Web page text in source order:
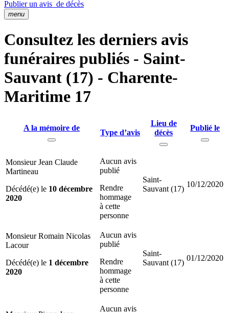
Publier un avis de décès
menu
Consultez les derniers avis
funéraires publiés - Saint-
Sauvant (17) - Charente-
Maritime 17
A la mémoire de
Type d’avis
Lieu de
décès
Publié le
Monsieur Jean Claude
Martineau
Décédé(e) le 10 décembre
2020
Aucun avis
publié
Rendre
hommage
à cette
personne
Saint-
Sauvant (17)
10/12/2020
Monsieur Romain Nicolas
Lacour
Décédé(e) le 1 décembre
2020
Aucun avis
publié
Rendre
hommage
à cette
personne
Saint-
Sauvant (17)
01/12/2020
Aucun avis